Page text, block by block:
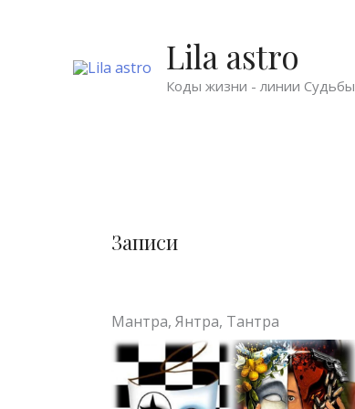
содержимому
Lila astro
Коды жизни - линии Судьбы
Записи
Мантра, Янтра, Тантра
р
в
ы